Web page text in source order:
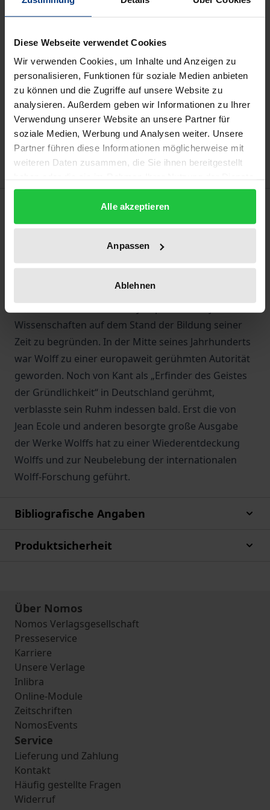
Diese Webseite verwendet Cookies
Wir verwenden Cookies, um Inhalte und Anzeigen zu
personalisieren, Funktionen für soziale Medien anbieten
zu können und die Zugriffe auf unsere Website zu
analysieren. Außerdem geben wir Informationen zu Ihrer
Verwendung unserer Website an unsere Partner für
soziale Medien, Werbung und Analysen weiter. Unsere
Partner führen diese Informationen möglicherweise mit
weiteren Daten zusammen, die Sie ihnen bereitgestellt
gesammelt haben.
Alle akzeptieren
Anpassen
Ablehnen
Lieferbar
Preisangaben inkl. MwSt. Abhängig von der Lieferadresse
kann die MwSt. an der Kasse variieren.
In den Warenkorb
Zur Wunschliste hinzufügen
Hinweise zu Versandkosten
Christian Wolff (1679 – 1754) gilt als der
der Philosophie und der sog. mathematischen
Wissenschaften auf dem Stand der Bildung seiner
Zeit zu begründen. In der Mitte seines Jahrhunderts
war Wolff zu einer europaweit gerühmten Autorität
geworden. Noch von Kant als „Erfinder des Geistes
der Gründlichkeit“ in Deutschland gerühmt,
verblasste sein Ruhm indessen bald. Erst die von
Jean Ecole und anderen besorgte große Ausgabe
der Werke Wolffs hat zu einer Wiederentdeckung
Wolffs und zur Neubelebung der internationalen
Wolff-Forschung geführt.
Bibliografische Angaben
Produktsicherheit
Über Nomos
Nomos Verlagsgesellschaft
Presseservice
Karriere
Unsere Verlage
Inlibra
Online-Module
Zeitschriften
NomosEvents
Service
Lieferung und Zahlung
Kontakt
Häufig gestellte Fragen
Widerruf